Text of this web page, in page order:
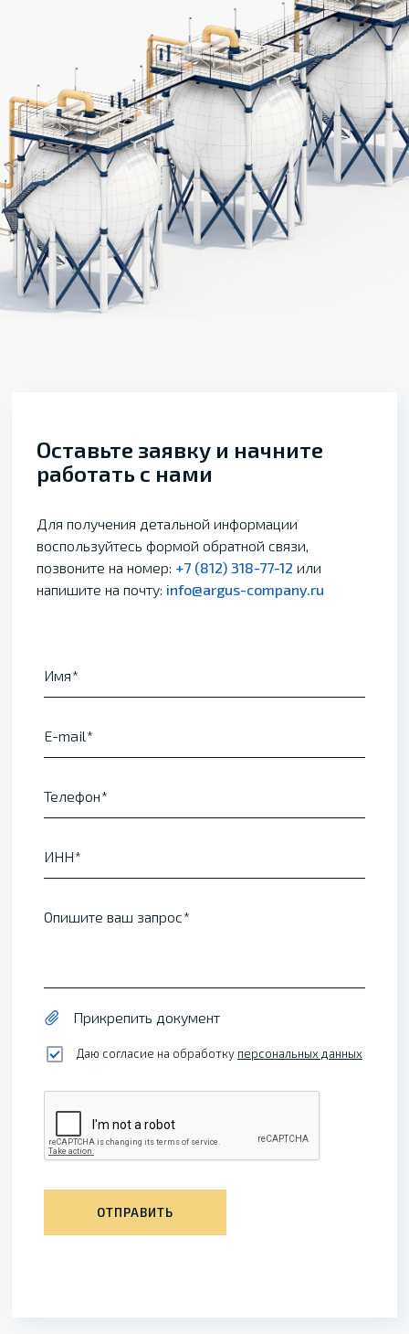
Оставьте заявку и начните
работать с нами
Для получения детальной информации
воспользуйтесь формой обратной связи,
позвоните на номер: +7 (812) 318-77-12 или
напишите на почту: info@argus-company.ru
Имя
E-mail
Телефон
ИНН
Опишите ваш запрос
Прикрепить документ
Даю согласие на обработку персональных данных
ОТПРАВИТЬ